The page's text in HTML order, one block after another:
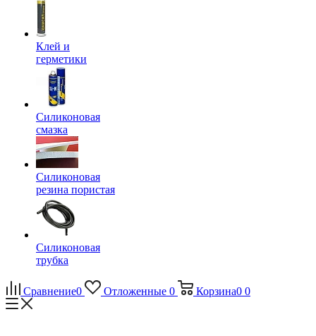
Клей и
герметики
Силиконовая
смазка
Силиконовая
резина пористая
Силиконовая
трубка
Сравнение0 Отложенные 0 Корзина0 0